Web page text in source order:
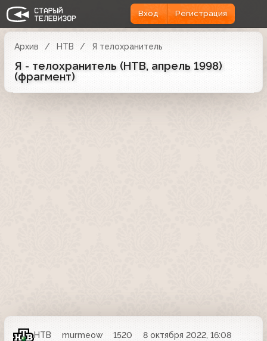
Вход Регистрация
Архив НТВ Я телохранитель
Я - телохранитель (НТВ, апрель 1998)
(фрагмент)
НТВ murmeow 1520
8 октября 2022, 16:08